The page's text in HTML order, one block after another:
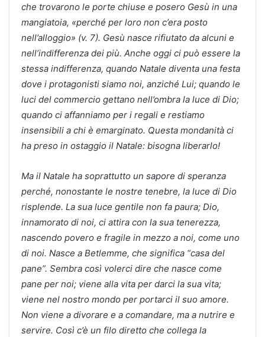
che trovarono le porte chiuse e posero Gesù in una
mangiatoia, «perché per loro non c’era posto
nell’alloggio» (v. 7). Gesù nasce rifiutato da alcuni e
nell’indifferenza dei più. Anche oggi ci può essere la
stessa indifferenza, quando Natale diventa una festa
dove i protagonisti siamo noi, anziché Lui; quando le
luci del commercio gettano nell’ombra la luce di Dio;
quando ci affanniamo per i regali e restiamo
insensibili a chi è emarginato. Questa mondanità ci
ha preso in ostaggio il Natale: bisogna liberarlo!
Ma il Natale ha soprattutto un sapore di speranza
perché, nonostante le nostre tenebre, la luce di Dio
risplende. La sua luce gentile non fa paura; Dio,
innamorato di noi, ci attira con la sua tenerezza,
nascendo povero e fragile in mezzo a noi, come uno
di noi. Nasce a Betlemme, che significa “casa del
pane”. Sembra così volerci dire che nasce come
pane per noi; viene alla vita per darci la sua vita;
viene nel nostro mondo per portarci il suo amore.
Non viene a divorare e a comandare, ma a nutrire e
servire. Così c’è un filo diretto che collega la